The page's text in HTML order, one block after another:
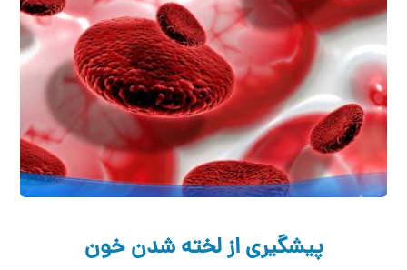
پیشگیری از لخته شدن خون